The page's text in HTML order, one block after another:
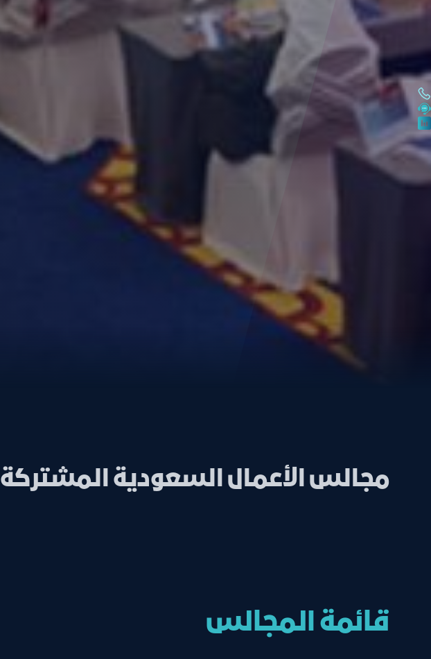
مجالس الأعمال السعودية المشتركة
قائمة المجالس